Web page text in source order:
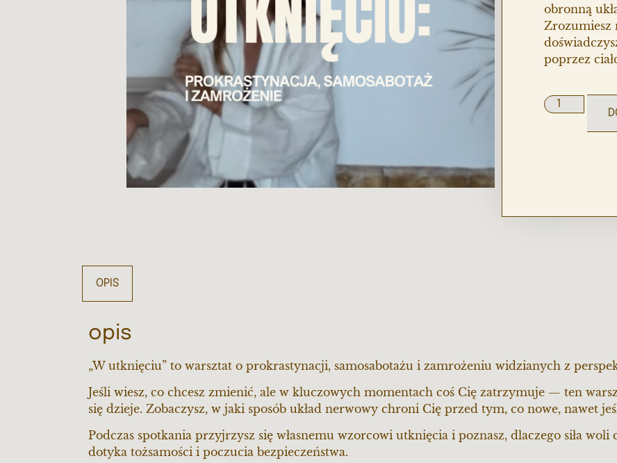
obronną
Zrozumiesz
poprzez
OPIS
opis
„W utknięciu” to warsztat o prokrastynacji, samosabotażu i zamrożeniu widzianych z
Jeśli wiesz, co chcesz zmienić, ale w kluczowych momentach coś Cię zatrzymuje — ten
się dzieje. Zobaczysz, w jaki sposób układ nerwowy chroni Cię przed tym, co nowe, nawet
Podczas spotkania przyjrzysz się własnemu wzorcowi utknięcia i poznasz, dlaczego siła woli
dotyka tożsamości i poczucia bezpieczeństwa.